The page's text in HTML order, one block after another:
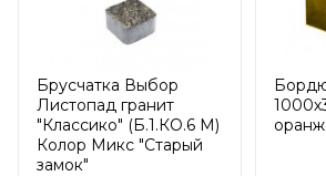
Брусчатка Выбор
Листопад гранит
"Классико" (Б.1.КО.6 М)
Колор Микс "Старый
замок"